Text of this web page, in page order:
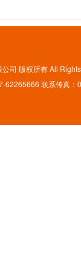
司 版权所有 All
62265666 联系传真